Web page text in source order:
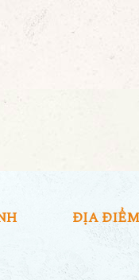
ĐỊA ĐIỂM